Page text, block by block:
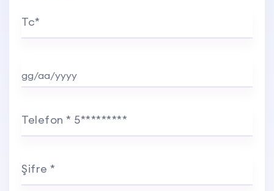
Tc*
Doğum Tarihi
Telefon * 5*********
Şifre *